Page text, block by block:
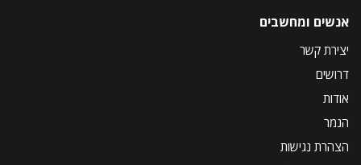
אנשים ומחשבים
יצירת קשר
דרושים
אודות
הנמר
הצהרת נגישות